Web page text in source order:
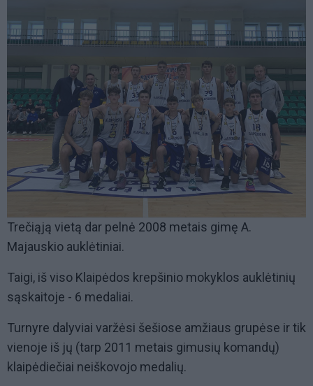
Trečiąją vietą dar pelnė 2008 metais gimę A.
Majauskio auklėtiniai.
Taigi, iš viso Klaipėdos krepšinio mokyklos auklėtinių
sąskaitoje - 6 medaliai.
Turnyre dalyviai varžėsi šešiose amžiaus grupėse ir tik
vienoje iš jų (tarp 2011 metais gimusių komandų)
klaipėdiečiai neiškovojo medalių.